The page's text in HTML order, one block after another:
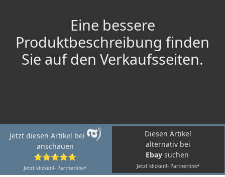
Eine bessere
Produktbeschreibung finden
Sie auf den Verkaufsseiten.
Jetzt diesen Artikel bei
anschauen
⭐⭐⭐⭐⭐
Jetzt klicken!- Partnerlink*
Diesen Artikel
alternativ bei
Ebay suchen
Jetzt klicken!- Partnerlink*